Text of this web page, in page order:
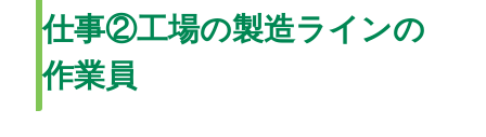
仕事②工場の製造ラインの
作業員